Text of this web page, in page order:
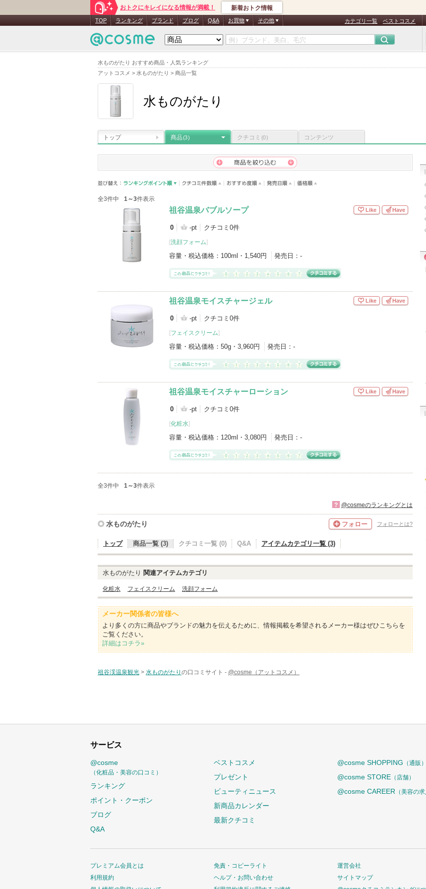
水ものがたり おすすめ商品・人気ランキング
アットコスメ > 水ものがたり > 商品一覧
おトクにキレイになる情報が満載！ 新着おトク情報
TOP ランキング ブランド ブログ Q&A お買物 その他 カテゴリ一覧 ベストコスメ
水ものがたり
トップ 商品(3) クチコミ (0) コンテンツ
全3件中 1～3件表示
祖谷温泉バブルソープ
0 -pt クチコミ0件
[洗顔フォーム]
容量・税込価格： 100ml・1,540円 発売日： -
Like Have
祖谷温泉モイスチャージェル
0 -pt クチコミ0件
[フェイスクリーム]
容量・税込価格： 50g・3,960円 発売日： -
Like Have
祖谷温泉モイスチャーローション
0 -pt クチコミ0件
[化粧水]
容量・税込価格： 120ml・3,080円 発売日： -
Like Have
全3件中 1～3件表示
? @cosmeのランキングとは
水ものがたり フォロー フォローとは?
トップ 商品一覧 (3) クチコミ一覧 (0) Q&A アイテムカテゴリ一覧 (3)
水ものがたり 関連アイテムカテゴリ
化粧水 フェイスクリーム 洗顔フォーム
メーカー関係者の皆様へ
より多くの方に商品やブランドの魅力を伝えるために、情報掲載を希望されるメーカー様はぜひこちらを
ご覧ください。
詳細はコチラ»
祖谷渓温泉観光 > 水ものがたり の口コミサイト - @cosme（アットコスメ）
サービス
@cosme
（化粧品・美容の口コミ）
ランキング
ポイント・クーポン
ブログ
Q&A
ベストコスメ
プレゼント
ビューティニュース
新商品カレンダー
最新クチコミ
@cosme SHOPPING （通販）
@cosme STORE （店舗）
@cosme CAREER （美容の求
プレミアム会員とは
利用規約
免責・コピーライト
ヘルプ・お問い合わせ
運営会社
サイトマップ